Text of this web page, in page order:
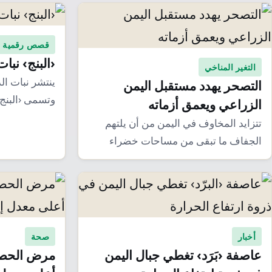
التغير المناخي
التصحر يهدد مستقبل اليمن
الزراعي ويعمق أزماته
تتزايد المخاوف في اليمن من أن يلتهم
الجفاف ما تبقى من مساحات خضراء
بسبب…
قصص رقمية
‹البنج›
ينتشر نبات
وتسمى
أخبار
عاصفة ‹بَرَد› تغطي جبال اليمن
صحة
مرض